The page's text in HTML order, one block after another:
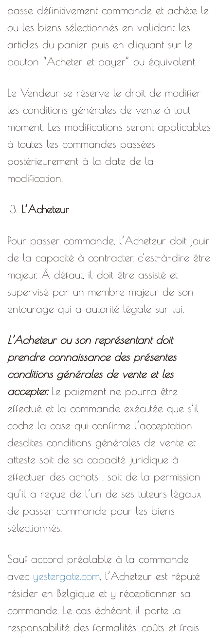
passe définitivement commande et achète le
ou les biens sélectionnés en validant les
articles du panier puis en cliquant sur le
bouton “Acheter et payer” ou équivalent.
Le Vendeur se réserve le droit de modifier
les conditions générales de vente à tout
moment. Les modifications seront applicables
à toutes les commandes passées
postérieurement à la date de la
modification.
L’Acheteur
Pour passer commande, l’Acheteur doit jouir
de la capacité à contracter, c’est-à-dire être
majeur. À défaut, il doit être assisté et
supervisé par un membre majeur de son
entourage qui a autorité légale sur lui.
L’Acheteur ou son représentant doit
prendre connaissance des présentes
conditions générales de vente et les
accepter.Le paiement ne pourra être
effectué et la commande exécutée que s’il
coche la case qui confirme l’acceptation
desdites conditions générales de vente et
atteste soit de sa capacité juridique à
effectuer des achats , soit de la permission
qu’il a reçue de l’un de ses tuteurs légaux
de passer commande pour les biens
sélectionnés.
Sauf accord préalable à la commande
avec yestergate.com, l’Acheteur est réputé
résider en Belgique et y réceptionner sa
commande. Le cas échéant, il porte la
responsabilité des formalités, coûts et frais